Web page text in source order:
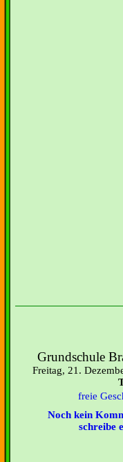
Grundschule
Freitag, 21.
freie
Noch kein
schreibe